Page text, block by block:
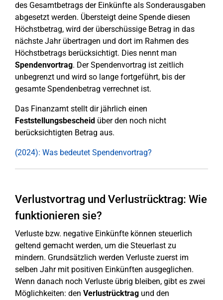
des Gesamtbetrags der Einkünfte als Sonderausgaben
abgesetzt werden. Übersteigt deine Spende diesen
Höchstbetrag, wird der überschüssige Betrag in das
nächste Jahr übertragen und dort im Rahmen des
Höchstbetrags berücksichtigt. Dies nennt man
Spendenvortrag. Der Spendenvortrag ist zeitlich
unbegrenzt und wird so lange fortgeführt, bis der
gesamte Spendenbetrag verrechnet ist.
Das Finanzamt stellt dir jährlich einen
Feststellungsbescheid über den noch nicht
berücksichtigten Betrag aus.
(2024): Was bedeutet Spendenvortrag?
Verlustvortrag und Verlustrücktrag: Wie
funktionieren sie?
Verluste bzw. negative Einkünfte können steuerlich
geltend gemacht werden, um die Steuerlast zu
mindern. Grundsätzlich werden Verluste zuerst im
selben Jahr mit positiven Einkünften ausgeglichen.
Wenn danach noch Verluste übrig bleiben, gibt es zwei
Möglichkeiten: den Verlustrücktrag und den